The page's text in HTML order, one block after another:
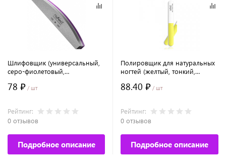
Шлифовщик (универсальный,
серо-фиолетовый,
78 ₽ / шт
Рейтинг:
0 отзывов
Подробное описание
Полировщик для натуральных
ногтей (желтый, тонкий,
88.40 ₽ / шт
Рейтинг:
0 отзывов
Подробное описание